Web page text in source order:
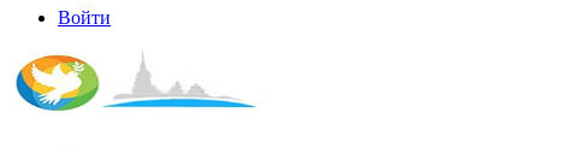
Войти